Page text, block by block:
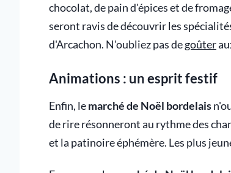
chocolat, de pain d'épices et de
seront ravis de découvrir les
d'Arcachon. N'oubliez pas degoûter
Animations : un esprit festif
Enfin, lemarché de Noël bordelais
de rire résonneront au rythme des
et la patinoire éphémère. Les plus